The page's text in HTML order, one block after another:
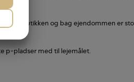
fra butikken og bag ejendommen er
p-pladser med til lejemålet.